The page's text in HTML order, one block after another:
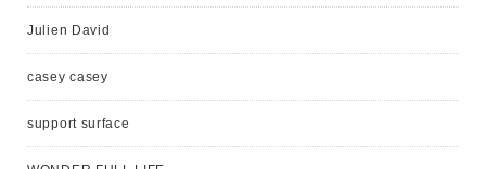
Julien David
casey casey
support surface